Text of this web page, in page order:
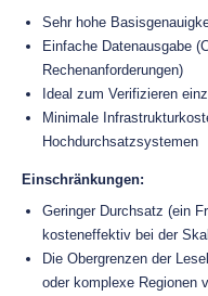
Sehr hohe
Einfache Datenausgabe
Rechenanforderungen)
Ideal zum Verifizieren
Minimale
Hochdurchsatzsystemen
Einschränkungen:
Geringer Durchsatz (ein
kosteneffektiv bei der
Die Obergrenzen der
oder komplexe Regionen